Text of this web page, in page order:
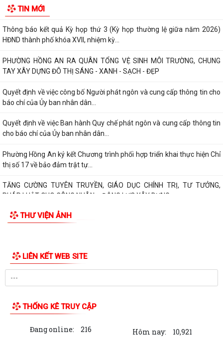
TIN MỚI
kiến đối với các hộ gia đình,...
QUAN ĐIỂM CỐT LÕI CỦA NGHỊ QUYẾT SỐ 80-NQ/TW NGÀY
07/01/2026 VỀ PHÁT TRIỂN VĂN HOÁ VIỆT NAM - XÂY...
PHƯỜNG HỒNG AN TỔ CHỨC SƠ KẾT ĐÁNH GIÁ TÌNH HÌNH TRIỂN KHAI
THỰC HIỆN MÔ HÌNH “TỔ DÂN PHỐ KHÔNG MA...
Thông báo kết quả Kỳ họp thứ 3 (Kỳ họp thường lệ giữa năm 2026)
HĐND thành phố khóa XVII, nhiệm kỳ...
PHƯỜNG HỒNG AN RA QUÂN TỔNG VỆ SINH MÔI TRƯỜNG, CHUNG
TAY XÂY DỰNG ĐÔ THỊ SÁNG - XANH - SẠCH - ĐẸP
Quyết định về việc công bố Người phát ngôn và cung cấp thông tin cho
báo chí của Ủy ban nhân dân...
Quyết định về việc Ban hành Quy chế phát ngôn và cung cấp thông tin
cho báo chí của Ủy ban nhân dân...
Phường Hồng An ký kết Chương trình phối hợp triển khai thực hiện Chỉ
thị số 17 về bảo đảm trật tự...
PHÁP LUẬT CHO CÔNG NHÂN – ĐỘNG LỰC XÂY DỰNG...
PHƯỜNG HỒNG AN ĐƯA CÔNG NGHỆ SỐ ĐẾN TẬN TAY NGƯỜI DÂN TẠI
16 TỔ DÂN PHỐ – HƯỚNG TỚI CHÍNH QUYỀN SỐ...
Đảng bộ phường Hồng An học tập Nghị quyết Trung ương 3 khóa XIV.
CHỈ THỊ SỐ 09-CT/TW: TĂNG CƯỜNG SỰ LÃNH ĐẠO CỦA ĐẢNG ĐỐI